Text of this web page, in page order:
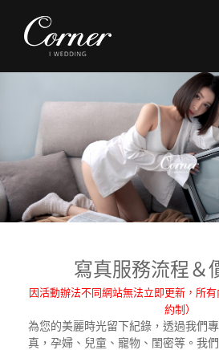
content
寫真服務流程＆
因活動辦法不同網站無法立即更新，所
約制）
為您的美麗時光留下紀錄，透過我們
真，孕婦、兒童、寵物、閨密等。我